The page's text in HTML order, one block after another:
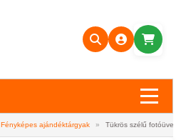
Fényképes ajándéktárgyak » Tükrös szélű fotóüveg